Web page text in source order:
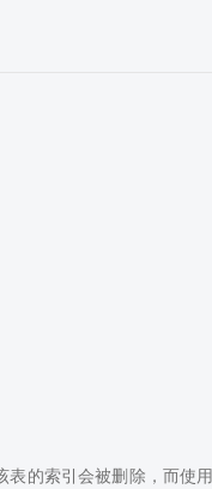
的索引会被删除，而